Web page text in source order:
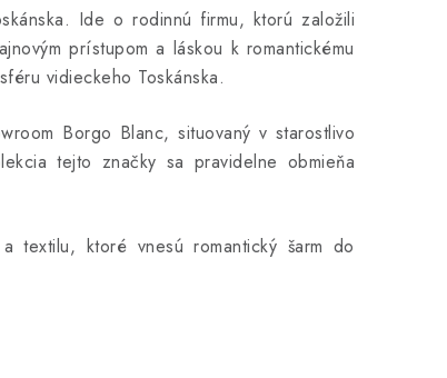
Ide o rodinnú firmu, ktorú založili
prístupom a láskou k romantickému
vidieckeho Toskánska.
Borgo Blanc, situovaný v starostlivo
tejto značky sa pravidelne obmieňa
textilu, ktoré vnesú romantický šarm do